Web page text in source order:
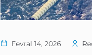
Fevral 14, 2026